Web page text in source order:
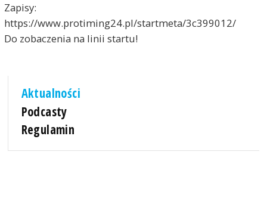
Zapisy:
https://www.protiming24.pl/startmeta/3c399012/
Do zobaczenia na linii startu!
Aktualności
Podcasty
Regulamin